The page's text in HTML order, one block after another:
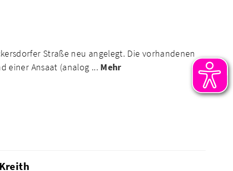
Straße neu angelegt. Die vorhandenen
einer Ansaat (analog ... Mehr